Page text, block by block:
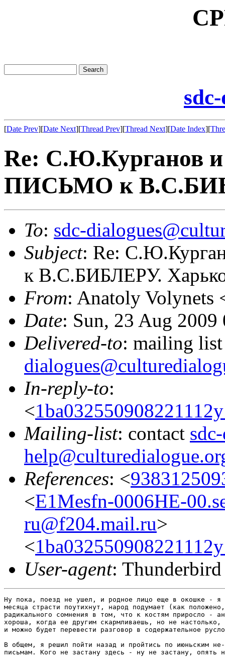
[Date Prev][Date Next][Thread Prev][Thread Next][Date Index][
Re: С.Ю.Курганов
ПИСЬМО к
To: sdc-
Subject: Re:
к В.С.БИБЛЕРУ.
From: Anatoly Volynets
Date: Sun, 23 Aug
Delivered-to: mailing
In-reply-to:
<
Mailing-list: contact
References: <
<E1Mesfn-0006HE-
ru@f204.mail.ru>
<
User-agent:
Ну пока, поезд не ушел, и родное лицо еще в окошке - я
месяца страсти поутихнут, народ подумает (как
радикального сомнения в том, что к костям приросло -
хороша, когда ее другим скармливаешь, но не настолько,
и можно будет перевести разговор в содержательное
В общем, я решил пойти назад и пройтись по июньским не-
письмам. Кого не застану здесь - ну не застану, опять